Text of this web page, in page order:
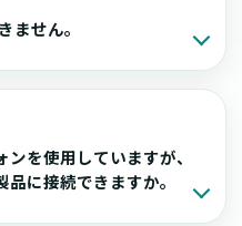
せん。
を使用していますが、
に接続できますか。